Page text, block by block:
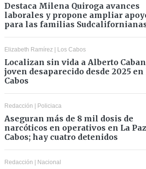
Destaca Milena Quiroga avances
laborales y propone ampliar
para las familias
Elizabeth Ramírez | Los Cabos
Localizan sin vida a Alberto
joven desaparecido desde 2025 en
Cabos
Redacción | Policiaca
Aseguran más de 8 mil dosis de
narcóticos en operativos en La
Cabos; hay cuatro detenidos
Redacción | Nacional